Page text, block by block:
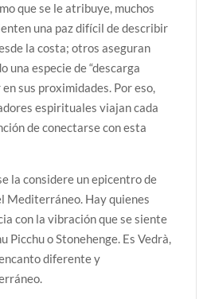
que se le atribuye, muchos
una paz difícil de describir
la costa; otros aseguran
una especie de “descarga
sus proximidades. Por eso,
espirituales viajan cada
de conectarse con esta
la considere un epicentro de
Mediterráneo. Hay quienes
con la vibración que se siente
Picchu o Stonehenge. Es Vedrà,
diferente y